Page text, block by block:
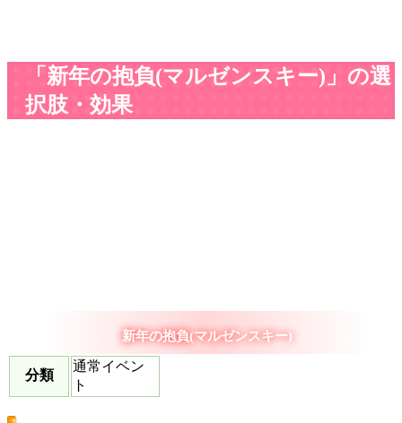
「新年の抱負(マルゼンスキー)」の選
択肢・効果
新年の抱負(マルゼンスキー)
分類
通常イベン
ト